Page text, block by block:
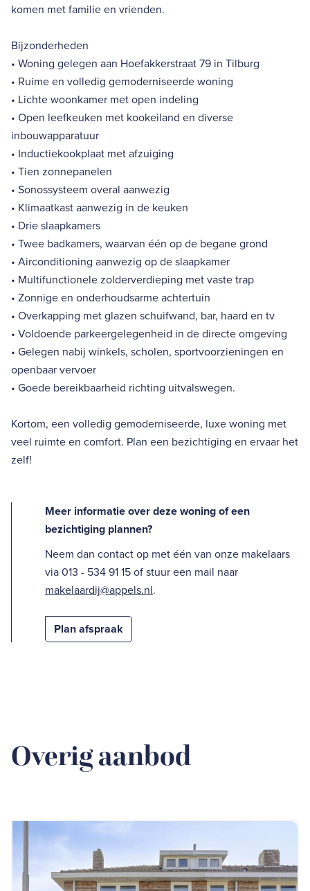
komen met familie en vrienden.
Bijzonderheden
• Woning gelegen aan Hoefakkerstraat 79 in Tilburg
• Ruime en volledig gemoderniseerde woning
• Lichte woonkamer met open indeling
• Open leefkeuken met kookeiland en diverse
inbouwapparatuur
• Inductiekookplaat met afzuiging
• Tien zonnepanelen
• Sonossysteem overal aanwezig
• Klimaatkast aanwezig in de keuken
• Drie slaapkamers
• Twee badkamers, waarvan één op de begane grond
• Airconditioning aanwezig op de slaapkamer
• Multifunctionele zolderverdieping met vaste trap
• Zonnige en onderhoudsarme achtertuin
• Overkapping met glazen schuifwand, bar, haard en tv
• Voldoende parkeergelegenheid in de directe omgeving
• Gelegen nabij winkels, scholen, sportvoorzieningen en
openbaar vervoer
• Goede bereikbaarheid richting uitvalswegen.
Kortom, een volledig gemoderniseerde, luxe woning met
veel ruimte en comfort. Plan een bezichtiging en ervaar het
zelf!
Meer informatie over deze woning of een
bezichtiging plannen?
Neem dan contact op met één van onze makelaars
via 013 - 534 91 15 of stuur een mail naar
makelaardij@appels.nl.
Plan afspraak
Overig aanbod